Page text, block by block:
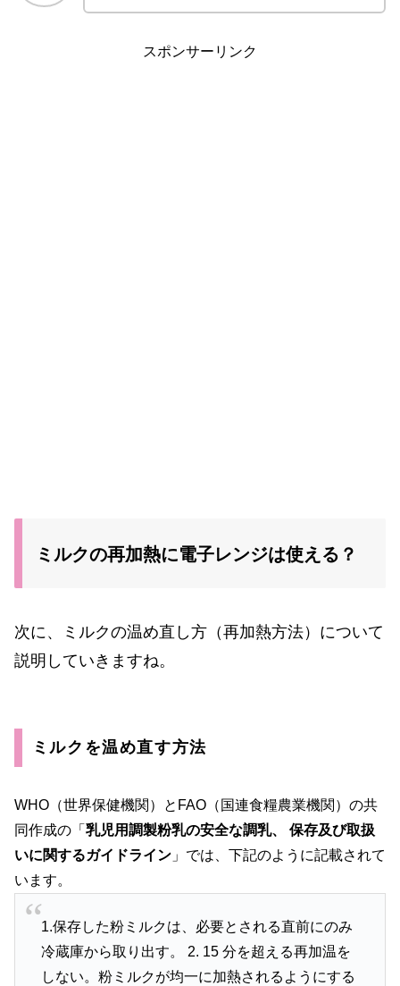
スポンサーリンク
ミルクの再加熱に電子レンジは使える？
次に、ミルクの温め直し方（再加熱方法）について
説明していきますね。
ミルクを温め直す方法
WHO（世界保健機関）とFAO（国連食糧農業機関）の共
同作成の「 乳児用調製粉乳の安全な調乳、 保存及び取扱
いに関するガイドライン 」では、下記のように記載されて
います。
1.保存した粉ミルクは、必要とされる直前にのみ
冷蔵庫から取り出す。 2. 15 分を超える再加温を
しない。粉ミルクが均一に加熱されるようにする